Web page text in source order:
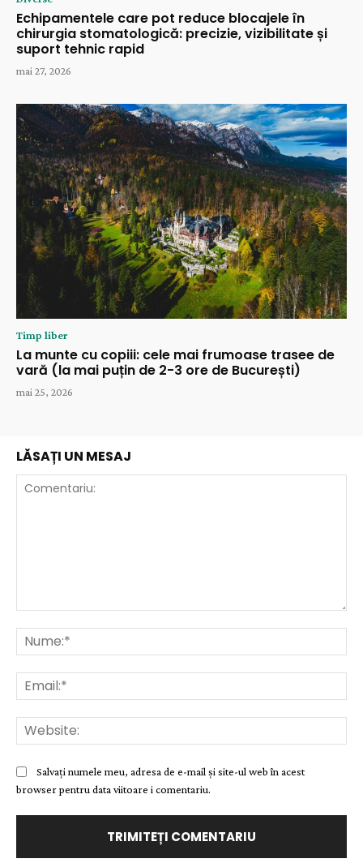
Echipamentele care pot reduce blocajele în
chirurgia stomatologică: precizie, vizibilitate și
suport tehnic rapid
mai 27, 2026
Timp liber
La munte cu copiii: cele mai frumoase trasee de
vară (la mai puțin de 2-3 ore de București)
mai 25, 2026
LĂSAȚI UN MESAJ
Salvați numele meu, adresa de e-mail și site-ul web în acest
browser pentru data viitoare i comentariu.